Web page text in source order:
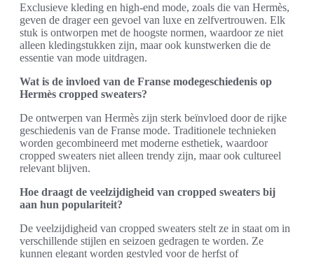
Exclusieve kleding en high-end mode, zoals die van Hermès,
geven de drager een gevoel van luxe en zelfvertrouwen. Elk
stuk is ontworpen met de hoogste normen, waardoor ze niet
alleen kledingstukken zijn, maar ook kunstwerken die de
essentie van mode uitdragen.
Wat is de invloed van de Franse modegeschiedenis op
Hermès cropped sweaters?
De ontwerpen van Hermès zijn sterk beïnvloed door de rijke
geschiedenis van de Franse mode. Traditionele technieken
worden gecombineerd met moderne esthetiek, waardoor
cropped sweaters niet alleen trendy zijn, maar ook cultureel
relevant blijven.
Hoe draagt de veelzijdigheid van cropped sweaters bij
aan hun populariteit?
De veelzijdigheid van cropped sweaters stelt ze in staat om in
verschillende stijlen en seizoen gedragen te worden. Ze
kunnen elegant worden gestyled voor de herfst of